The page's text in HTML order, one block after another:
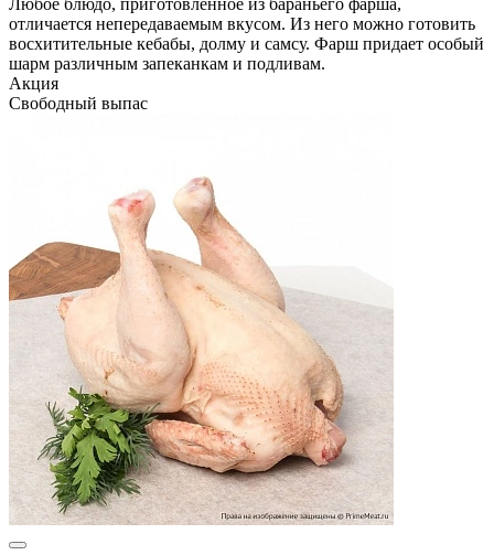
отличается непередаваемым вкусом. Из него можно готовить
восхитительные кебабы, долму и самсу. Фарш придает особый
шарм различным запеканкам и подливам.
Акция
Свободный выпас